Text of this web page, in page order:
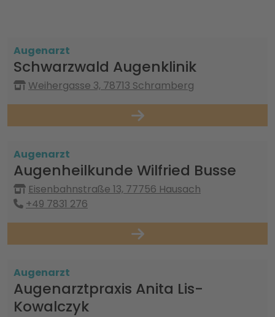
Augenarzt
Schwarzwald Augenklinik
Weihergasse 3, 78713 Schramberg
Augenarzt
Augenheilkunde Wilfried Busse
Eisenbahnstraße 13, 77756 Hausach
+49 7831 276
Augenarzt
Augenarztpraxis Anita Lis-
Kowalczyk